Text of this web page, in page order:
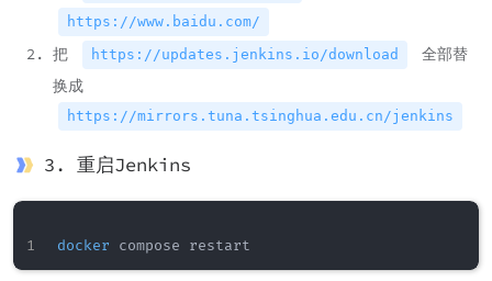
https://www.baidu.com/
把 https://updates.jenkins.io/download
全部替
换成
https://mirrors.tuna.tsinghua.edu.cn/jenkins
3. 重启Jenkins
docker